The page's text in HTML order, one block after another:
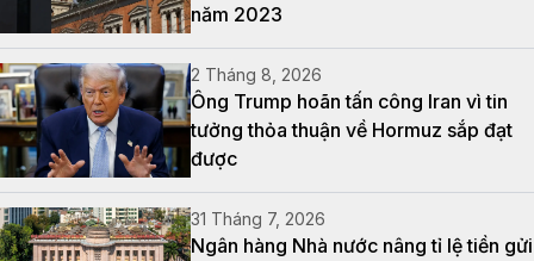
năm 2023
2 Tháng 8, 2026
Ông Trump hoãn tấn công Iran vì tin
tưởng thỏa thuận về Hormuz sắp đạt
được
31 Tháng 7, 2026
Ngân hàng Nhà nước nâng tỉ lệ tiền gửi